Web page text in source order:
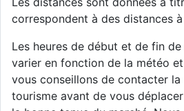
correspondent à des distances
Les heures de début et de fin
varier en fonction de la météo
vous conseillons de contacter
tourisme avant de vous